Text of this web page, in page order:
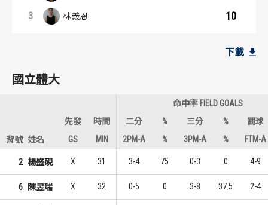
3 林義恩 10
1
陳偉錚 3
文化大學
1 林秉聖 9
2 莊又齊 6
1
陳昱瑞 1
文化大學
1 林秉聖 6
2 吳松峻 2
下載
國立體大
命中率 FIELD GOALS
先發
時間 二分 % 三分 %
罰球
背號 姓名 GS MIN 2PM-A % 3PM-A % FTM-A
2 楊盛硯 X 31 3-4 75 0-3 0 4-9
6 陳昱瑞 X 32 0-5 0 3-8 37.5 2-4